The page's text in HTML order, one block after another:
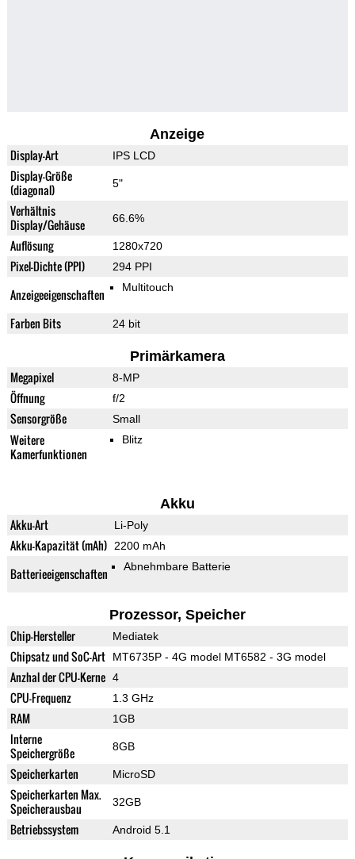
Anzeige
Display-Art IPS LCD
Display-Größe
(diagonal)
5"
Verhältnis
Display/Gehäuse
66.6%
Auflösung 1280x720
Pixel-Dichte (PPI) 294 PPI
Anzeigeeigenschaften Multitouch
Farben Bits 24 bit
Primärkamera
Megapixel 8-MP
Öffnung f/2
Sensorgröße Small
Weitere
Kamerfunktionen
Blitz
Akku
Akku-Art Li-Poly
Akku-Kapazität (mAh) 2200 mAh
Batterieeigenschaften Abnehmbare Batterie
Prozessor, Speicher
Chip-Hersteller Mediatek
Chipsatz und SoC-Art MT6735P - 4G model MT6582 - 3G model
Anzhal der CPU-Kerne 4
CPU-Frequenz 1.3 GHz
RAM 1GB
Interne
Speichergröße
8GB
Speicherkarten MicroSD
Speicherkarten Max.
Speicherausbau
32GB
Betriebssystem Android 5.1